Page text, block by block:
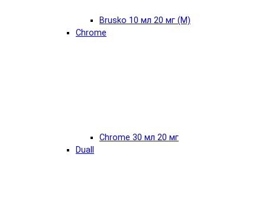
Brusko 10 мл 20 мг (М)
Chrome
Chrome 30 мл 20 мг
Duall